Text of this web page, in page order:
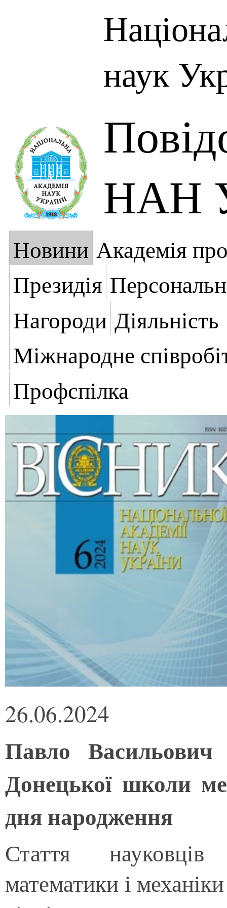
наук
НАН
Новини Академія
Президія
Нагороди Діяльність
Міжнародне
Профспілка
26.06.2024
Павло
Донецької школи
дня народження
Стаття
математики і